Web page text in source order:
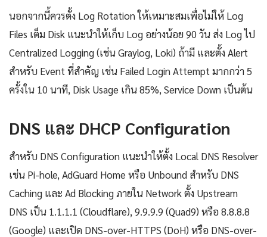
นอกจากนี้ควรตั้ง Log Rotation ให้เหมาะสมเพื่อไม่ให้ Log
Files เต็ม Disk แนะนำให้เก็บ Log อย่างน้อย 90 วัน ส่ง Log ไป
Centralized Logging (เช่น Graylog, Loki) ถ้ามี และตั้ง Alert
สำหรับ Event ที่สำคัญ เช่น Failed Login Attempt มากกว่า 5
ครั้งใน 10 นาที, Disk Usage เกิน 85%, Service Down เป็นต้น
DNS และ DHCP Configuration
สำหรับ DNS Configuration แนะนำให้ตั้ง Local DNS Resolver
เช่น Pi-hole, AdGuard Home หรือ Unbound สำหรับ DNS
Caching และ Ad Blocking ภายใน Network ตั้ง Upstream
DNS เป็น 1.1.1.1 (Cloudflare), 9.9.9.9 (Quad9) หรือ 8.8.8.8
(Google) และเปิด DNS-over-HTTPS (DoH) หรือ DNS-over-